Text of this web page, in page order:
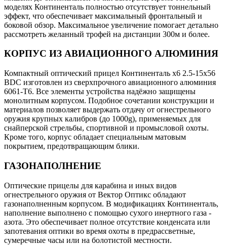
моделях Континенталь полностью отсутствует тоннельный
эффект, что обеспечивает максимальный фронтальный и
боковой обзор. Максимальное увеличение помогает детально
рассмотреть желанный трофей на дистанции 300м и более.
КОРПУС ИЗ АВИАЦИОННОГО АЛЮМИНИЯ
Компактный оптический прицел Континенталь x6 2.5-15x56
BDC изготовлен из сверхпрочного авиационного алюминия
6061-T6. Все элементы устройства надёжно защищены
монолитным корпусом. Подобное сочетании конструкции и
материалов позволяет выдержать отдачу от огнестрельного
оружия крупных калибров (до 1000g), применяемых для
снайперской стрельбы, спортивной и промысловой охоты.
Кроме того, корпус обладает специальным матовым
покрытием, предотвращающим блики.
ГАЗОНАПОЛНЕНИЕ
Оптические прицелы для карабина и иных видов
огнестрельного оружия от Вектор Оптикс обладают
газонаполненным корпусом. В модификациях Континенталь,
наполнение выполнено с помощью сухого инертного газа -
азота. Это обеспечивает полное отсутствие конденсата или
запотевания оптики во время охоты в предрассветные,
сумеречные часы или на болотистой местности.